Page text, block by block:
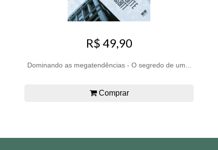
R$ 49,90
Dominando as megatendências - O segredo de um...
Comprar